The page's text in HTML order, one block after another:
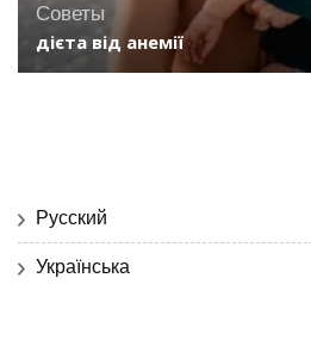
Советы
дієта від анемії
Русский
Українська